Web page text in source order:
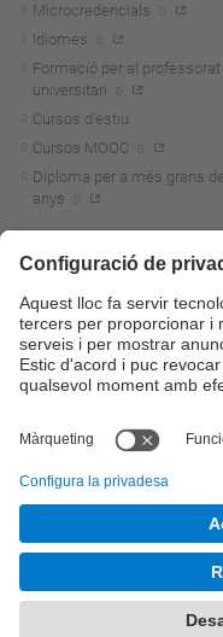
Microcredencials
Idiomes
Formació per al professorat
universitari
Cursos d'estiu
Cursos MOOC
Diploma per a més grans
anys
Actualitat R+D+I
La recerca a la UPC
La transferència,
la innovació a la UPC
Foment i suport a la recerca
transferència,
Serveis per a empreses
© UPC Universitat